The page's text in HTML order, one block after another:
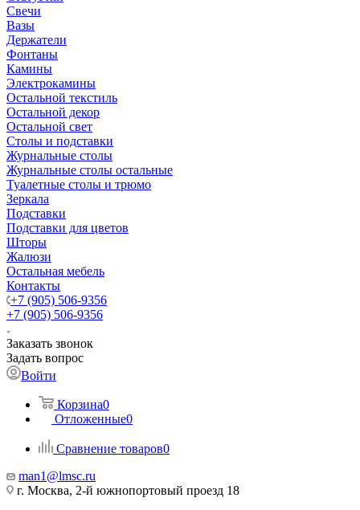
Свечи
Вазы
Держатели
Фонтаны
Камины
Электрокамины
Остальной текстиль
Остальной декор
Остальной свет
Столы и подставки
Журнальные столы
Журнальные столы остальные
Туалетные столы и трюмо
Зеркала
Подставки
Подставки для цветов
Шторы
Жалюзи
Остальная мебель
Контакты
+7 (905) 506-9356
+7 (905) 506-9356
Заказать звонок
Задать вопрос
Войти
Корзина0
Отложенные0
Сравнение товаров0
man1@lmsc.ru
г. Москва, 2-й южнопортовый проезд 18